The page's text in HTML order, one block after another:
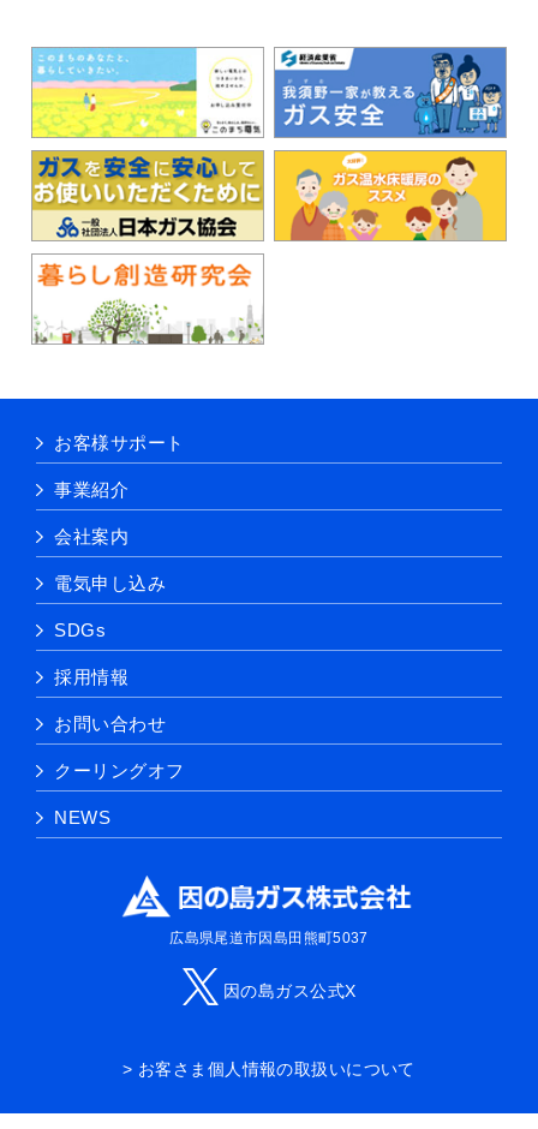
広島県尾道市因島田熊町5037
因の島ガス公式X
お客様サポート
事業紹介
会社案内
電気申し込み
SDGs
採用情報
お問い合わせ
クーリングオフ
NEWS
> お客さま個人情報の取扱いについて